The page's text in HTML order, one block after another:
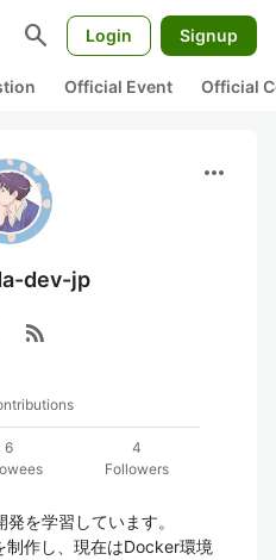
search Login Signup
Official Event Official
more_horiz
dev-jp
rss_feed
6
4
Followers
を学習しています。
制作し、現在はDocker環境